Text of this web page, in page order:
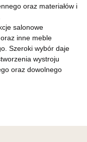
oraz materiałów i
salonowe
inne meble
Szeroki wybór daje
wystroju
oraz dowolnego